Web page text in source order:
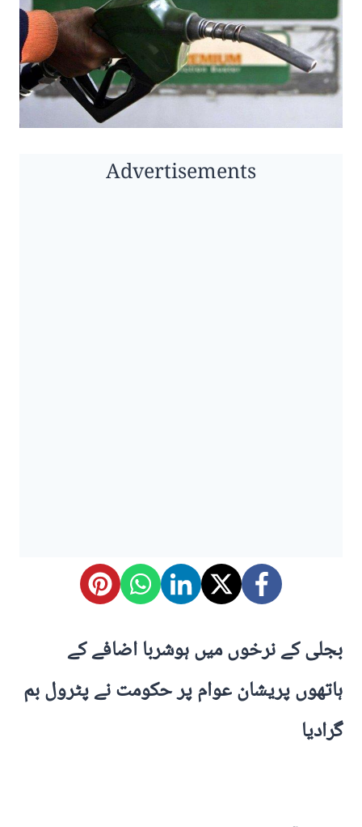
Advertisements
بجلی کے نرخوں میں ہوشربا اضافے کے
ہاتھوں پریشان عوام پر حکومت نے پٹرول بم
گرادیا